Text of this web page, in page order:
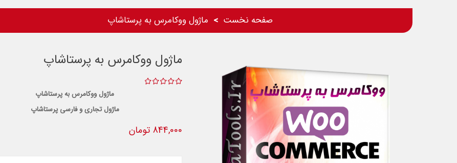
صفحه نخست ماژول ووکامرس به پرستاشاپ
ماژول ووکامرس به پرستاشاپ
ماژول ووکامرس به پرستاشاپ
ماژول تجاری و فارسی پرستاشاپ
844,000 تومان